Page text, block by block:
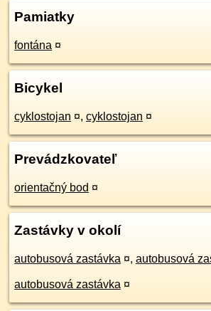
Pamiatky
fontána ¤
Bicykel
cyklostojan ¤, cyklostojan ¤
Prevádzkovateľ
orientačný bod ¤
Zastávky v okolí
autobusová zastávka ¤, autobusová
autobusová zastávka ¤